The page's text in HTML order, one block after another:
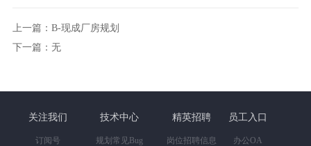
上一篇：B-现成厂房规划
下一篇：无
关注我们
订阅号
技术中心
规划常见Bug
精英招聘
岗位招聘信息
员工入口
办公OA